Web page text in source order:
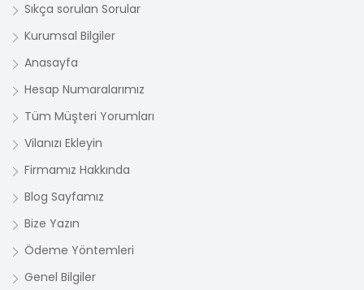
Sıkça sorulan Sorular
Kurumsal Bilgiler
Anasayfa
Hesap Numaralarımız
Tüm Müşteri Yorumları
Vilanızı Ekleyin
Firmamız Hakkında
Blog Sayfamız
Bize Yazın
Ödeme Yöntemleri
Genel Bilgiler